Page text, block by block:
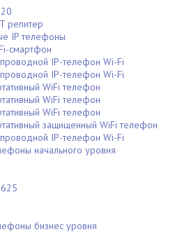
репитер
IP телефоны
смартфон
IP-телефон Wi-Fi
IP-телефон Wi-Fi
WiFi телефон
WiFi телефон
WiFi телефон
защищенный WiFi телефон
IP-телефон Wi-Fi
начального уровня
бизнес уровня